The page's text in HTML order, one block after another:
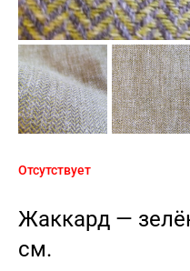
Отсутствует
Жаккард —
см.